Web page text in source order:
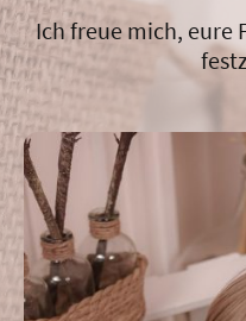
Ich freue mich, eure